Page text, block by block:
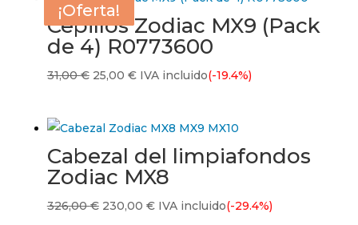
¡Oferta!
Cepillos Zodiac MX9 (Pack
de 4) R0773600
31,00€ El
era:
31,00 €.
25,00 €El
es:
25,00 €.
IVA incluido(-19.4%)
¡Oferta!
Cabezal del limpiafondos
Zodiac MX8
326,00€ El
230,00 €ElIVA incluido(-29.4%)
¡Oferta!
¡Oferta!